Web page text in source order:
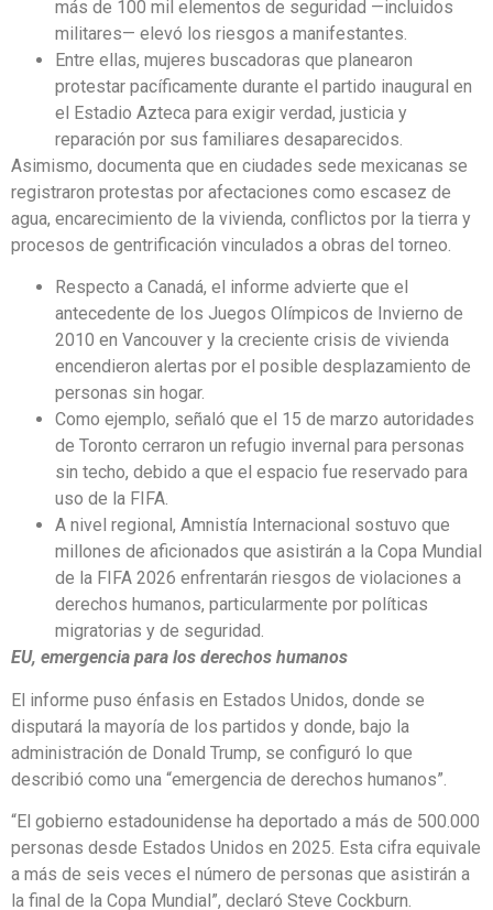
más de 100 mil elementos de seguridad —incluidos
militares— elevó los riesgos a manifestantes.
Entre ellas, mujeres buscadoras que planearon
protestar pacíficamente durante el partido inaugural en
el Estadio Azteca para exigir verdad, justicia y
reparación por sus familiares desaparecidos.
Asimismo, documenta que en ciudades sede mexicanas se
registraron protestas por afectaciones como escasez de
agua, encarecimiento de la vivienda, conflictos por la tierra y
procesos de gentrificación vinculados a obras del torneo.
Respecto a Canadá, el informe advierte que el
antecedente de los Juegos Olímpicos de Invierno de
2010 en Vancouver y la creciente crisis de vivienda
encendieron alertas por el posible desplazamiento de
personas sin hogar.
Como ejemplo, señaló que el 15 de marzo autoridades
de Toronto cerraron un refugio invernal para personas
sin techo, debido a que el espacio fue reservado para
uso de la FIFA.
A nivel regional, Amnistía Internacional sostuvo que
millones de aficionados que asistirán a la Copa Mundial
de la FIFA 2026 enfrentarán riesgos de violaciones a
derechos humanos, particularmente por políticas
migratorias y de seguridad.
EU, emergencia para los derechos humanos
El informe puso énfasis en Estados Unidos, donde se
disputará la mayoría de los partidos y donde, bajo la
administración de Donald Trump, se configuró lo que
describió como una “emergencia de derechos humanos”.
“El gobierno estadounidense ha deportado a más de 500.000
personas desde Estados Unidos en 2025. Esta cifra equivale
a más de seis veces el número de personas que asistirán a
la final de la Copa Mundial”, declaró Steve Cockburn.